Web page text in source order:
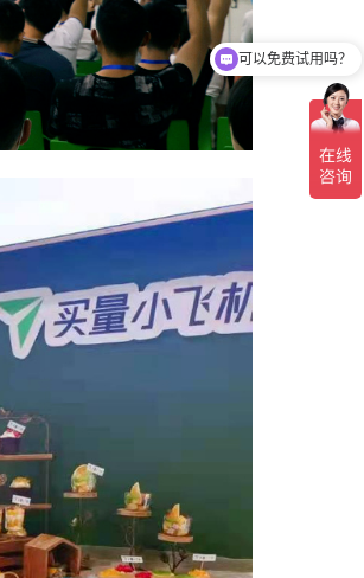
介绍下智能投放工具？